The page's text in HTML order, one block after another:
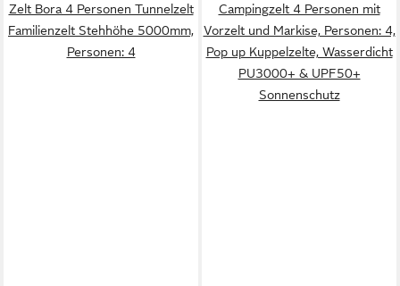
Zelt Bora 4 Personen Tunnelzelt
Familienzelt Stehhöhe 5000mm,
Personen: 4
Campingzelt 4 Personen mit
Vorzelt und Markise, Personen: 4,
Pop up Kuppelzelte, Wasserdicht
PU3000+ & UPF50+
Sonnenschutz